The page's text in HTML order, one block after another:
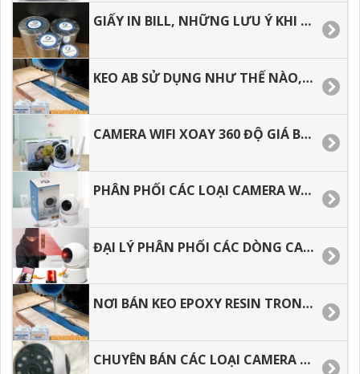
GIẤY IN BILL, NHỮNG LƯU Ý KHI CHỌN MUA GIẤY IN HÓA ĐƠN.
KEO AB SỬ DỤNG NHƯ THẾ NÀO, CÁCH PHA KEO EPOXY RESIN ĐÚNG CÁCH.
CAMERA WIFI XOAY 360 ĐỘ GIÁ BAO NHIÊU TIỀN, ĐỊA CHỈ MUA GIÁ RẺ TẠI TP.HCM
PHÂN PHỐI CÁC LOẠI CAMERA WIFI AN NINH XOAY 360 ĐỘ GIÁ RẺ.
ĐẠI LÝ PHÂN PHỐI CÁC DÒNG CAMERA WIFI GIÁ RẺ TẠI TP.HCM­­
NƠI BÁN KEO EPOXY RESIN TRONG SUỐT LÀM ĐỒ HANDMADE
CHUYÊN BÁN CÁC LOẠI CAMERA WIFI AN NINH TRONG NHÀ GIÁ RẺ.